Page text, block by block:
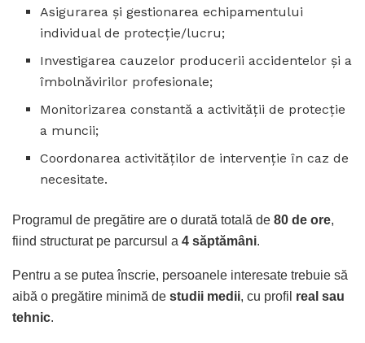
Asigurarea și gestionarea echipamentului
individual de protecție/lucru;
Investigarea cauzelor producerii accidentelor și a
îmbolnăvirilor profesionale;
Monitorizarea constantă a activității de protecție
a muncii;
Coordonarea activităților de intervenție în caz de
necesitate.
Programul de pregătire are o durată totală de 80 de ore,
fiind structurat pe parcursul a 4 săptămâni.
Pentru a se putea înscrie, persoanele interesate trebuie să
aibă o pregătire minimă de studii medii, cu profil real sau
tehnic.